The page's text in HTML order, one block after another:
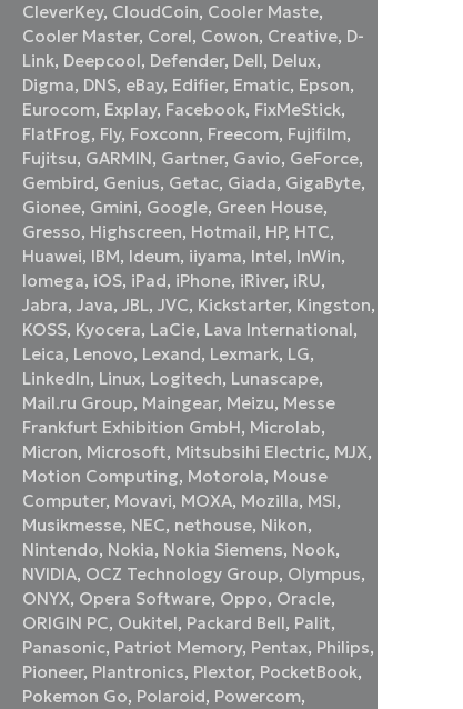
CleverKey, CloudCoin, Cooler Maste,
Cooler Master, Corel, Cowon, Creative, D-
Link, Deepcool, Defender, Dell, Delux,
Digma, DNS, eBay, Edifier, Ematic, Epson,
Eurocom, Explay, Facebook, FixMeStick,
FlatFrog, Fly, Foxconn, Freecom, Fujifilm,
Fujitsu, GARMIN, Gartner, Gavio, GeForce,
Gembird, Genius, Getac, Giada, GigaByte,
Gionee, Gmini, Google, Green House,
Gresso, Highscreen, Hotmail, HP, HTC,
Huawei, IBM, Ideum, iiyama, Intel, InWin,
Iomega, iOS, iPad, iPhone, iRiver, iRU,
Jabra,Java,JBL,JVC, Kickstarter, Kingston,
KOSS, Kyocera, LaCie, Lava International,
Leica, Lenovo, Lexand, Lexmark, LG,
LinkedIn, Linux, Logitech, Lunascape,
Mail.ru Group, Maingear, Meizu, Messe
Frankfurt Exhibition GmbH, Microlab,
Micron, Microsoft, Mitsubsihi Electric, MJX,
Motion Computing, Motorola, Mouse
Computer, Movavi, MOXA, Mozilla, MSI,
Musikmesse, NEC, nethouse, Nikon,
Nintendo, Nokia, Nokia Siemens, Nook,
NVIDIA, OCZ Technology Group, Olympus,
ONYX, Opera Software, Oppo, Oracle,
ORIGIN PC, Oukitel, Packard Bell, Palit,
Panasonic, Patriot Memory, Pentax, Philips,
Pioneer, Plantronics, Plextor, PocketBook,
Pokemon Go, Polaroid, Powercom,